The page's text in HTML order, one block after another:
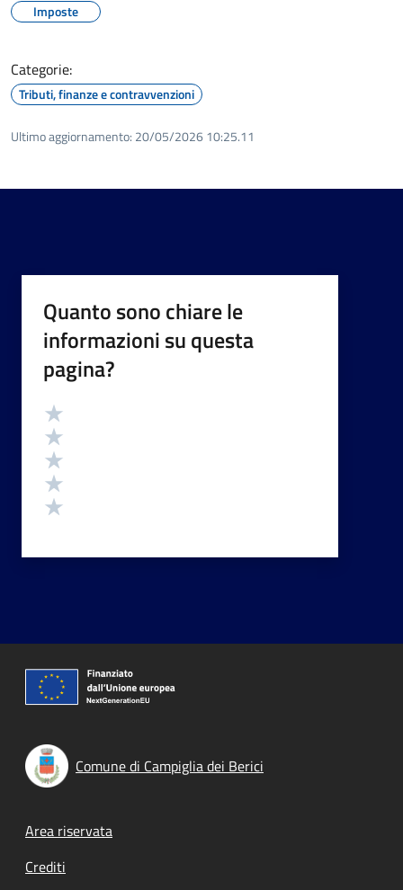
Imposte
Categorie:
Tributi, finanze e contravvenzioni
Ultimo aggiornamento: 20/05/2026 10:25.11
Quanto sono chiare le
informazioni su questa
pagina?
Valutazione
Comune di Campiglia dei Berici
Footer menu
Area riservata
Crediti